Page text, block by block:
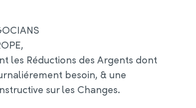
les Réductions des Argents dont
besoin, & une
sur les Changes.